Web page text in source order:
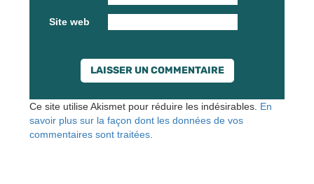
Site web
Ce site utilise Akismet pour réduire les indésirables. En
savoir plus sur la façon dont les données de vos
commentaires sont traitées.